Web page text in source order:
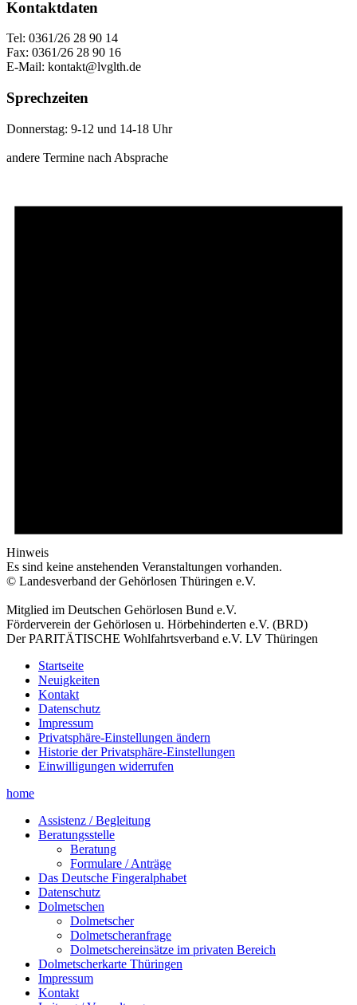
Kontaktdaten
Tel: 0361/26 28 90 14
Fax: 0361/26 28 90 16
E-Mail: kontakt@lvglth.de
Sprechzeiten
Donnerstag: 9-12 und 14-18 Uhr
andere Termine nach Absprache
Hinweis
Es sind keine anstehenden Veranstaltungen vorhanden.
© Landesverband der Gehörlosen Thüringen e.V.
Mitglied im Deutschen Gehörlosen Bund e.V.
Förderverein der Gehörlosen u. Hörbehinderten e.V. (BRD)
Der PARITÄTISCHE Wohlfahrtsverband e.V. LV Thüringen
Startseite
Neuigkeiten
Kontakt
Datenschutz
Impressum
Privatsphäre-Einstellungen ändern
Historie der Privatsphäre-Einstellungen
Einwilligungen widerrufen
home
Assistenz / Begleitung
Beratungsstelle
Beratung
Formulare / Anträge
Das Deutsche Fingeralphabet
Datenschutz
Dolmetschen
Dolmetscher
Dolmetscheranfrage
Dolmetschereinsätze im privaten Bereich
Dolmetscherkarte Thüringen
Impressum
Kontakt